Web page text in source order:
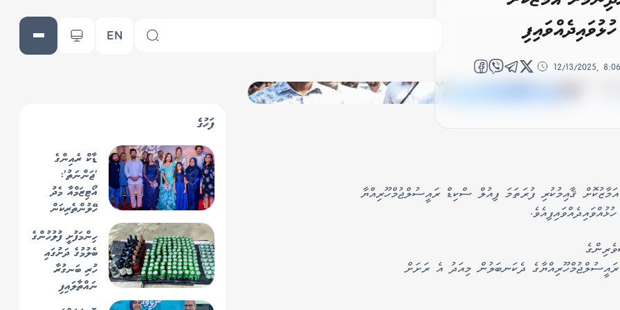
EN
12/13/2025,
ޤާއިމުކުރި ފުރަތަމަ ފިއުލް ސްކިޑް ރައީސުލްޖުމްހޫރިއްޔާ
ދެކަނބަލުން މިއަދު އެ ރަށަށް
ފަހުގެ
ޑާކް ރެއިންގެ
'ޖަންނަތު':
އޯޓިޒަމްއާ މެދު
ހޭލުންތެރިކަން
އަސަރުގަދަ ފިލްމެއް
ހިންމަފުށީ ފުލުހުންގެ
ބެލުމުގެ ދަށުގައި
ހުރި ބަނގުރާ
ނައްތާލައިފި